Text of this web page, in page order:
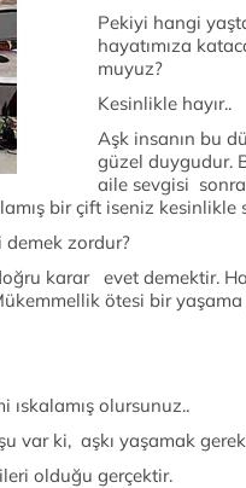
Pekiyi hangi
hayatımıza
muyuz?
Kesinlikle hayır..
Aşk insanın bu
güzel duygudur.
aile sevgisi
bir çift iseniz kesinlikle
demek zordur?
karar evet demektir.
ötesi bir yaşama
ıskalamış olursunuz..
var ki, aşkı yaşamak
olduğu gerçektir.